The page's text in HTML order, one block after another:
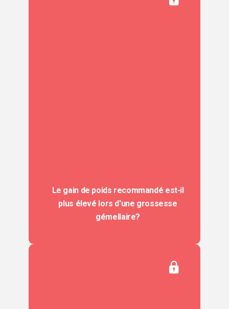
Le gain de poids recommandé est-il
plus élevé lors d'une grossesse
gémellaire?